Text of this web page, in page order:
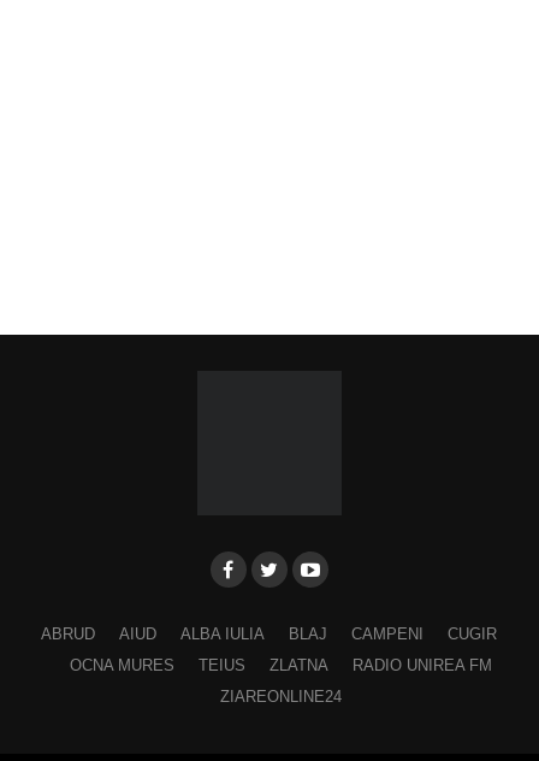
ABRUD AIUD ALBA IULIA BLAJ CAMPENI
CUGIR
OCNA MURES
TEIUS ZLATNA
RADIO UNIREA FM
ZIAREONLINE24